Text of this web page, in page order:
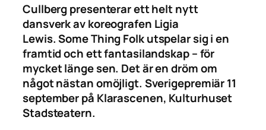
Cullberg presenterar ett helt nytt
dansverk av koreografen Ligia
Lewis.Some Thing Folkutspelar sig i en
framtid och ett fantasilandskap – för
mycket länge sen. Det är en dröm om
något nästan omöjligt. Sverigepremiär 11
september på Klarascenen, Kulturhuset
Stadsteatern.